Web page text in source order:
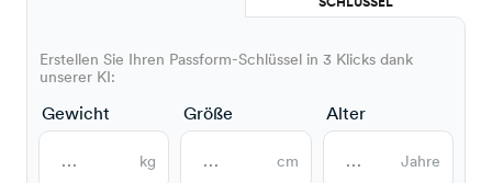
Erstellen Sie Ihren Passform-Schlüssel in 3 Klicks dank
unserer KI:
Gewicht
kg
Größe
cm
Alter
Jahre